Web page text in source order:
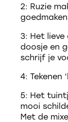
2: Ruzie
3: Het
doosje en
schrijf je
4: Tekenen
5: Het
mooi
Met de